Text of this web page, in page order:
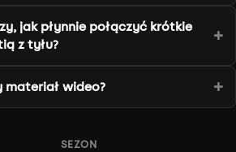
jak płynnie połączyć krótkie
z tyłu?
materiał wideo?
SEZON